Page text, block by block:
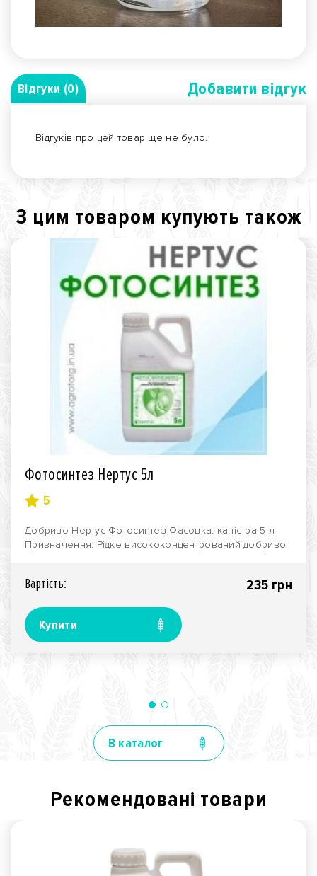
Відгуки (0) Добавити вiдгук
Відгуків про цей товар ще не було.
З цим товаром купують також
Фотосинтез Нертус 5л
5
Добриво Нертус Фотосинтез Фасовка: каністра 5 л
Призначення: Рідке висококонцентрований добриво
Вартiсть: 235 грн
Купити
В каталог
Рекомендованi товари